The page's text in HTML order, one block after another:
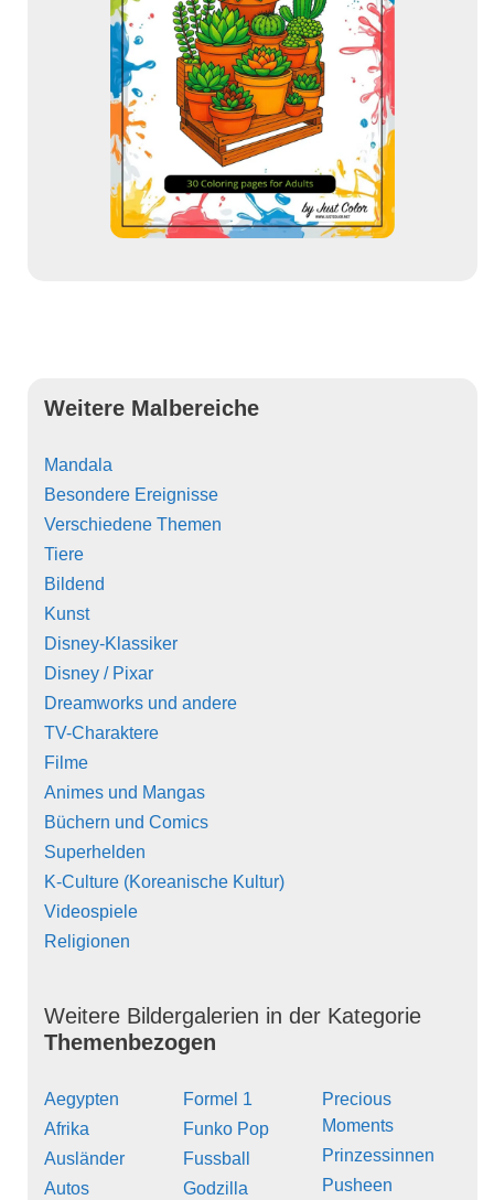
Weitere Malbereiche
Mandala
Besondere Ereignisse
Verschiedene Themen
Tiere
Bildend
Kunst
Disney-Klassiker
Disney / Pixar
Dreamworks und andere
TV-Charaktere
Filme
Animes und Mangas
Büchern und Comics
Superhelden
K-Culture (Koreanische Kultur)
Videospiele
Religionen
Weitere Bildergalerien in der Kategorie
Themenbezogen
Aegypten
Afrika
Ausländer
Autos
Formel 1
Funko Pop
Fussball
Godzilla
Precious
Moments
Prinzessinnen
Pusheen